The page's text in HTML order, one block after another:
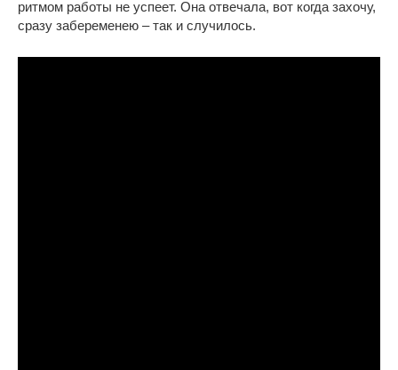
ритмом работы не успеет. Она отвечала, вот когда захочу,
сразу забеременею – так и случилось.